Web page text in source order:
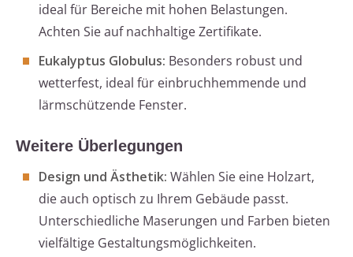
ideal für Bereiche mit hohen Belastungen.
Achten Sie auf nachhaltige Zertifikate.
Eukalyptus Globulus: Besonders robust und
wetterfest, ideal für einbruchhemmende und
lärmschützende Fenster.
Weitere Überlegungen
Design und Ästhetik: Wählen Sie eine Holzart,
die auch optisch zu Ihrem Gebäude passt.
Unterschiedliche Maserungen und Farben bieten
vielfältige Gestaltungsmöglichkeiten.